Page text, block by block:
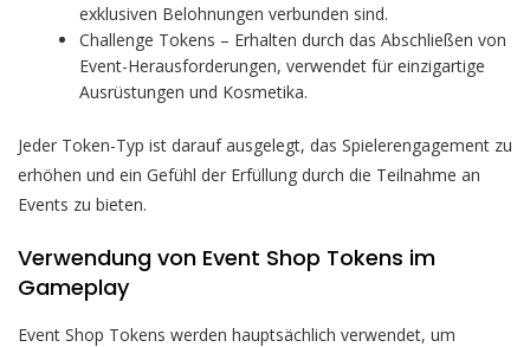
exklusiven Belohnungen verbunden sind.
Challenge Tokens – Erhalten durch das Abschließen von
Event-Herausforderungen, verwendet für einzigartige
Ausrüstungen und Kosmetika.
Jeder Token-Typ ist darauf ausgelegt, das Spielerengagement zu
erhöhen und ein Gefühl der Erfüllung durch die Teilnahme an
Events zu bieten.
Verwendung von Event Shop Tokens im
Gameplay
Event Shop Tokens werden hauptsächlich verwendet, um